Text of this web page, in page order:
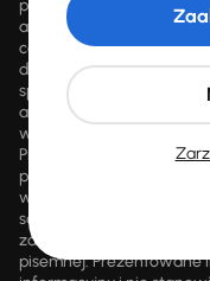
przecenionych,
aaaauto.pl/promocja, ze
cenie. Zniżka jest
danego pojazdu z 30 dni
sprzedaży. Liczba
aktualizowana na
wynosi około 1500, a
Promocji nie można
promocjami ani rabatami,
wsteczną. Szczegółowe
są przez upoważnionych
zastrzega sobie prawo
pisemnej. Prezentowane